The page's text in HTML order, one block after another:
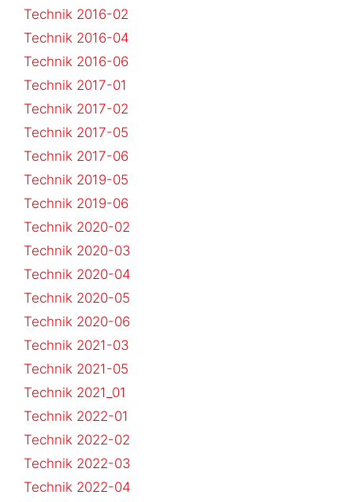
Technik 2016-02
Technik 2016-04
Technik 2016-06
Technik 2017-01
Technik 2017-02
Technik 2017-05
Technik 2017-06
Technik 2019-05
Technik 2019-06
Technik 2020-02
Technik 2020-03
Technik 2020-04
Technik 2020-05
Technik 2020-06
Technik 2021-03
Technik 2021-05
Technik 2021_01
Technik 2022-01
Technik 2022-02
Technik 2022-03
Technik 2022-04